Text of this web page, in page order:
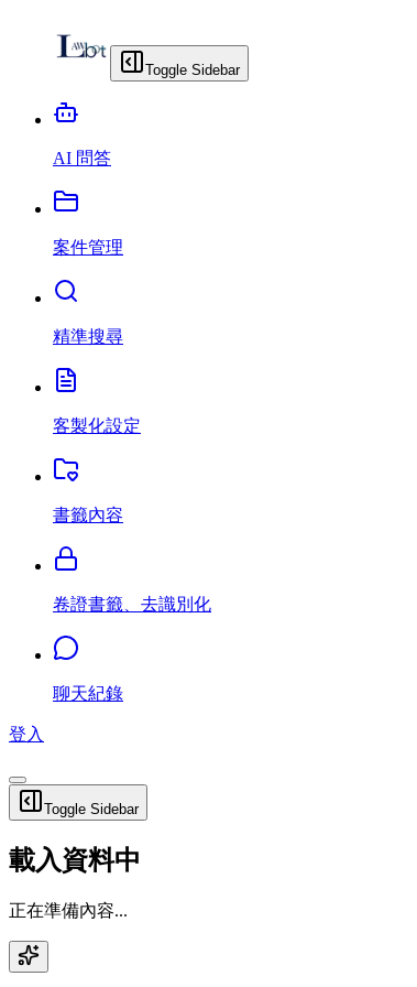
Toggle Sidebar
AI 問答
案件管理
精準搜尋
客製化設定
書籤內容
卷證書籤、去識別化
聊天紀錄
登入
Toggle Sidebar
載入資料中
正在準備內容...